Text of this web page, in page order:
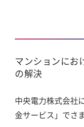
マンションにお
の解決
中央電力株式会社
金サービス」でさ